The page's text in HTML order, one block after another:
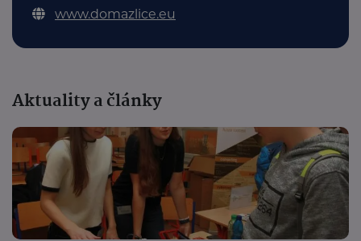
www.domazlice.eu
Aktuality a články